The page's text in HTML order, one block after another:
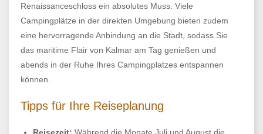
Renaissanceschloss ein absolutes Muss. Viele
Campingplätze in der direkten Umgebung bieten zudem
eine hervorragende Anbindung an die Stadt, sodass Sie
das maritime Flair von Kalmar am Tag genießen und
abends in der Ruhe Ihres Campingplatzes entspannen
können.
Tipps für Ihre Reiseplanung
Reisezeit: Während die Monate Juli und August die